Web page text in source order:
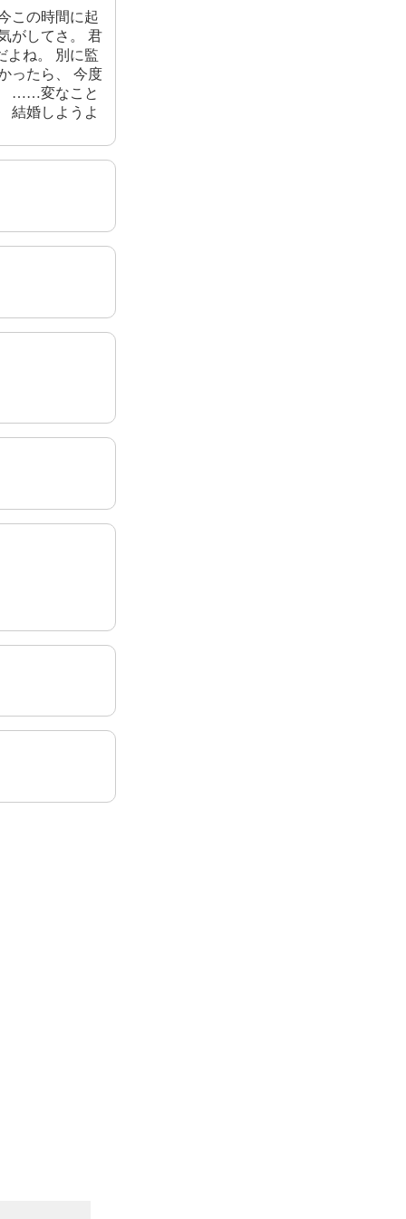
この時間に起
がしてさ。 君
よね。 別に監
ったら、 今度
……変なこと
結婚しようよ